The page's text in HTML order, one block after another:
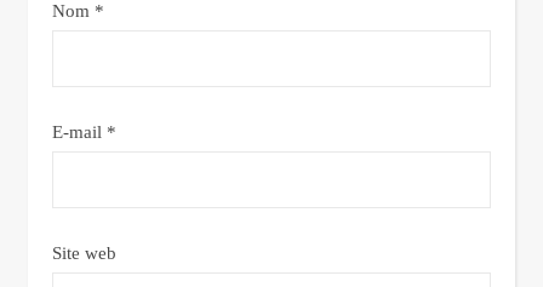
Nom *
E-mail *
Site web